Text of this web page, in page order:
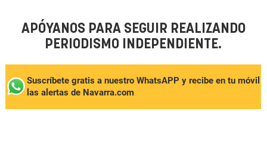
APÓYANOS PARA SEGUIR REALIZANDO
PERIODISMO INDEPENDIENTE.
Suscríbete gratis a nuestro WhatsAPP y recibe en tu móvil
las alertas de Navarra.com